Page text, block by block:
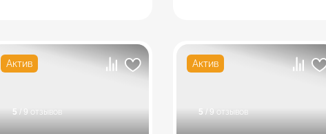
Актив
5 / 9 отзывов
Актив
5 / 9 отзывов